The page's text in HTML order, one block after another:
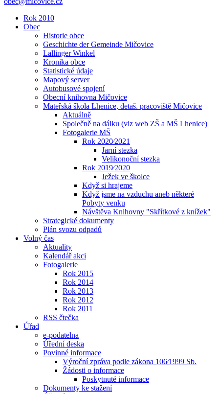
Rok 2010
Obec
Historie obce
Geschichte der Gemeinde Mičovice
Lallinger Winkel
Kronika obce
Statistické údaje
Mapový server
Autobusové spojení
Obecní knihovna Mičovice
Mateřská škola Lhenice, detaš. pracoviště Mičovice
Aktuálně
Společně na dálku (viz web ZŠ a MŠ Lhenice)
Fotogalerie MŠ
Rok 2020⁄2021
Jarní stezka
Velikonoční stezka
Rok 2019⁄2020
Ježek ve školce
Když si hrajeme
Když jsme na vzduchu aneb některé
Pobyty venku
Návštěva Knihovny "Skřítkové z knížek"
Strategické dokumenty
Plán svozu odpadů
Volný čas
Aktuality
Kalendář akci
Fotogalerie
Rok 2015
Rok 2014
Rok 2013
Rok 2012
Rok 2011
RSS čtečka
Úřad
e-podatelna
Úřední deska
Povinné informace
Výroční zpráva podle zákona 106⁄1999 Sb.
Žádosti o informace
Poskytnuté informace
Dokumenty ke stažení